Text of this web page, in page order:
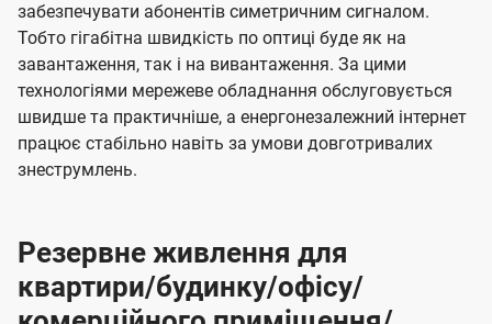
забезпечувати абонентів симетричним сигналом.
Тобто гігабітна швидкість по оптиці буде як на
завантаження, так і на вивантаження. За цими
технологіями мережеве обладнання обслуговується
швидше та практичніше, а енергонезалежний інтернет
працює стабільно навіть за умови довготривалих
знеструмлень.
Резервне живлення для
квартири/будинку/офісу/